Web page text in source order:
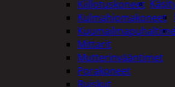
Kiillotuskoneet
Kulmahiomakoneet
Mittarit
Mutterinvääntimet
Porakoneet
Ruiskut